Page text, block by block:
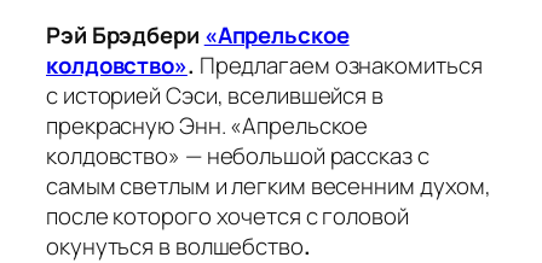
Рэй Брэдбери «Апрельское
колдовство». Предлагаем ознакомиться
с историей Сэси, вселившейся в
прекрасную Энн. «Апрельское
колдовство» — небольшой рассказ с
самым светлым и легким весенним духом,
после которого хочется с головой
окунуться в волшебство.